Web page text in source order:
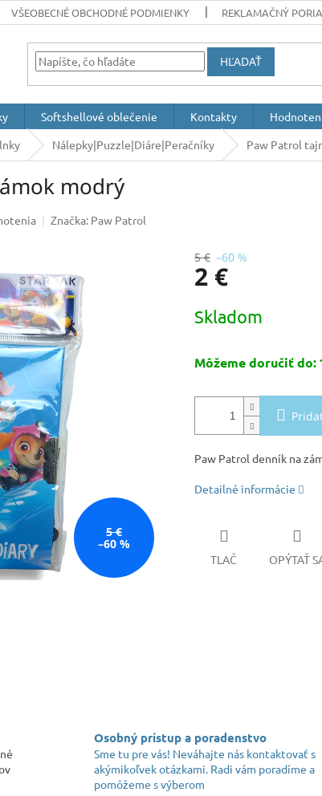
VŠEOBECNÉ OBCHODNÉ PODMIENKY REKLAMAČNÝ
HĽADAŤ
Softshellové oblečenie Kontakty
Nálepky|Puzzle|Diáre|Peračníky Paw Patrol
modrý
Značka: Paw Patrol
5 €
–60 %
5 € –60 %
2 €
cena:
Skladom
Môžeme doručiť do:
Paw Patrol denník na
Detailné informácie
TLAČ OPÝTAŤ
Osobný prístup a poradenstvo
Sme tu pre vás! Neváhajte nás kontaktovať s
akýmikoľvek otázkami. Radi vám poradíme a
pomôžeme s výberom